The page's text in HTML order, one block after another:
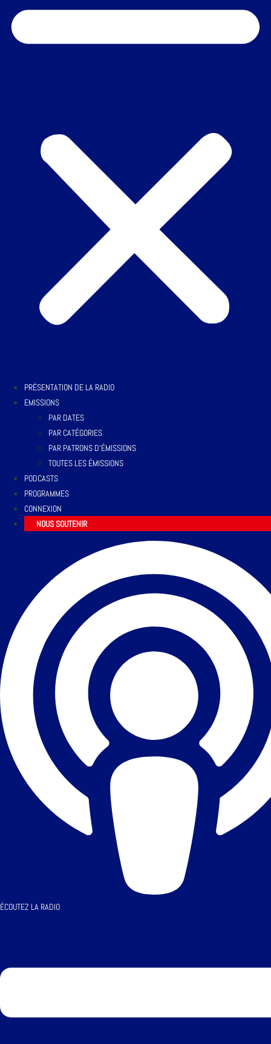
PRÉSENTATION DE LA RADIO
EMISSIONS
PAR DATES
PAR CATÉGORIES
PAR PATRONS D’ÉMISSIONS
TOUTES LES ÉMISSIONS
PODCASTS
PROGRAMMES
CONNEXION
NOUS SOUTENIR
ÉCOUTEZ LA RADIO